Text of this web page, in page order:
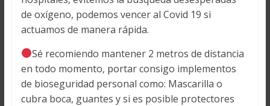
de oxígeno, podemos vencer al Covid 19 si
actuamos de manera rápida.
Sé recomiendo mantener 2 metros de distancia
en todo momento, portar consigo implementos
de bioseguridad personal como: Mascarilla o
cubra boca, guantes y si es posible protectores